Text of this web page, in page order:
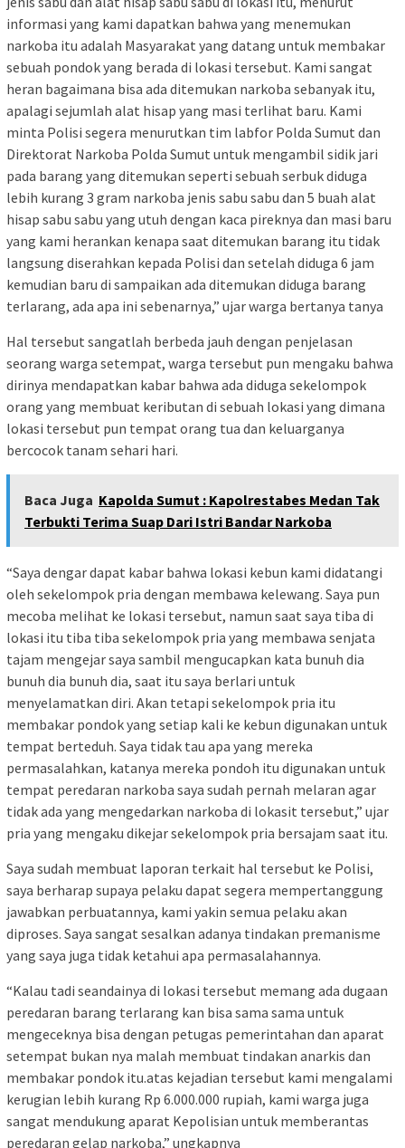
informasi yang kami dapatkan bahwa yang menemukan
narkoba itu adalah Masyarakat yang datang untuk membakar
sebuah pondok yang berada di lokasi tersebut. Kami sangat
heran bagaimana bisa ada ditemukan narkoba sebanyak itu,
apalagi sejumlah alat hisap yang masi terlihat baru. Kami
minta Polisi segera menurutkan tim labfor Polda Sumut dan
Direktorat Narkoba Polda Sumut untuk mengambil sidik jari
pada barang yang ditemukan seperti sebuah serbuk diduga
lebih kurang 3 gram narkoba jenis sabu sabu dan 5 buah alat
hisap sabu sabu yang utuh dengan kaca pireknya dan masi baru
yang kami herankan kenapa saat ditemukan barang itu tidak
langsung diserahkan kepada Polisi dan setelah diduga 6 jam
kemudian baru di sampaikan ada ditemukan diduga barang
terlarang, ada apa ini sebenarnya,” ujar warga bertanya tanya
Hal tersebut sangatlah berbeda jauh dengan penjelasan
seorang warga setempat, warga tersebut pun mengaku bahwa
dirinya mendapatkan kabar bahwa ada diduga sekelompok
orang yang membuat keributan di sebuah lokasi yang dimana
lokasi tersebut pun tempat orang tua dan keluarganya
bercocok tanam sehari hari.
Baca Juga Kapolda Sumut : Kapolrestabes Medan Tak
Terbukti Terima Suap Dari Istri Bandar Narkoba
“Saya dengar dapat kabar bahwa lokasi kebun kami didatangi
oleh sekelompok pria dengan membawa kelewang. Saya pun
mecoba melihat ke lokasi tersebut, namun saat saya tiba di
lokasi itu tiba tiba sekelompok pria yang membawa senjata
tajam mengejar saya sambil mengucapkan kata bunuh dia
bunuh dia bunuh dia, saat itu saya berlari untuk
menyelamatkan diri. Akan tetapi sekelompok pria itu
membakar pondok yang setiap kali ke kebun digunakan untuk
tempat berteduh. Saya tidak tau apa yang mereka
permasalahkan, katanya mereka pondoh itu digunakan untuk
tempat peredaran narkoba saya sudah pernah melaran agar
tidak ada yang mengedarkan narkoba di lokasit tersebut,” ujar
pria yang mengaku dikejar sekelompok pria bersajam saat itu.
Saya sudah membuat laporan terkait hal tersebut ke Polisi,
saya berharap supaya pelaku dapat segera mempertanggung
jawabkan perbuatannya, kami yakin semua pelaku akan
diproses. Saya sangat sesalkan adanya tindakan premanisme
yang saya juga tidak ketahui apa permasalahannya.
“Kalau tadi seandainya di lokasi tersebut memang ada dugaan
peredaran barang terlarang kan bisa sama sama untuk
mengeceknya bisa dengan petugas pemerintahan dan aparat
setempat bukan nya malah membuat tindakan anarkis dan
membakar pondok itu.atas kejadian tersebut kami mengalami
kerugian lebih kurang Rp 6.000.000 rupiah, kami warga juga
sangat mendukung aparat Kepolisian untuk memberantas
peredaran gelap narkoba,” ungkapnya